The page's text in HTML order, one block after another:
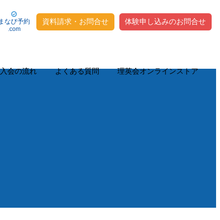
なび予約
.com
資料請求・お問合せ 体験申し込みのお問合せ
入会の流れ よくある質問 理英会オンラインストア